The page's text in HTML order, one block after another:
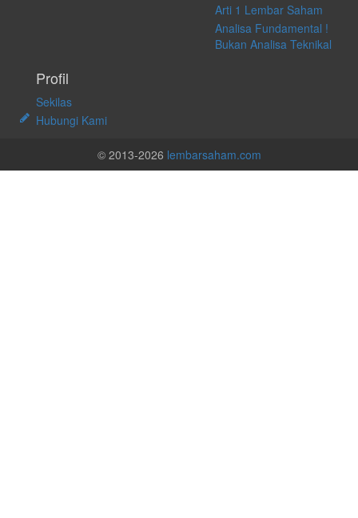
Arti 1 Lembar Saham
Analisa Fundamental !
Bukan Analisa Teknikal
Profil
Sekilas
Hubungi Kami
© 2013-2026 lembarsaham.com